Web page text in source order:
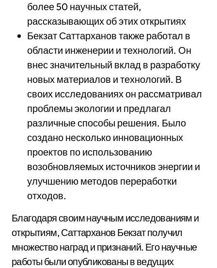
более 50 научных статей,
рассказывающих об этих открытиях
Бекзат Саттарханов также работал в
области инженерии и технологий. Он
внес значительный вклад в разработку
новых материалов и технологий. В
своих исследованиях он рассматривал
проблемы экологии и предлагал
различные способы решения. Было
создано несколько инновационных
проектов по использованию
возобновляемых источников энергии и
улучшению методов переработки
отходов.
Благодаря своим научным исследованиям и
открытиям, Саттарханов Бекзат получил
множество наград и признаний. Его научные
работы были опубликованы в ведущих